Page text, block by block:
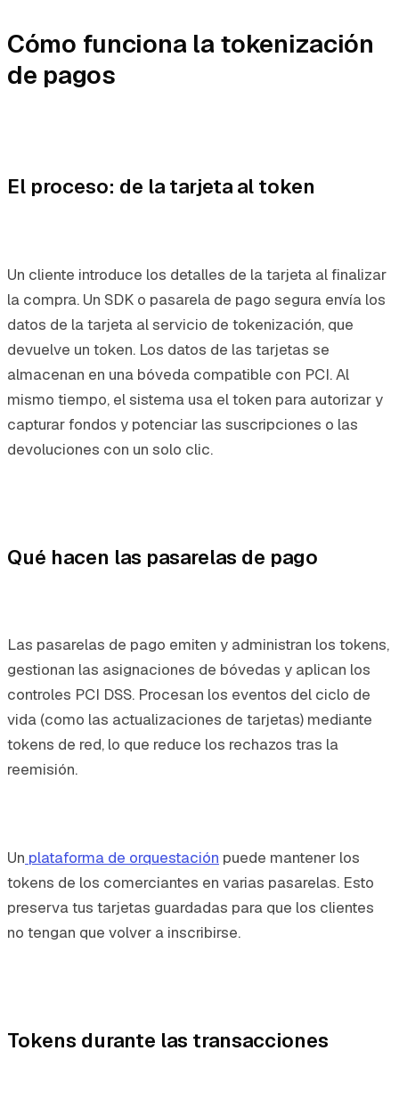
Cómo funciona la tokenización
de pagos
El proceso: de la tarjeta al token
Un cliente introduce los detalles de la tarjeta al finalizar
la compra. Un SDK o pasarela de pago segura envía los
datos de la tarjeta al servicio de tokenización, que
devuelve un token. Los datos de las tarjetas se
almacenan en una bóveda compatible con PCI. Al
mismo tiempo, el sistema usa el token para autorizar y
capturar fondos y potenciar las suscripciones o las
devoluciones con un solo clic.
Qué hacen las pasarelas de pago
Las pasarelas de pago emiten y administran los tokens,
gestionan las asignaciones de bóvedas y aplican los
controles PCI DSS. Procesan los eventos del ciclo de
vida (como las actualizaciones de tarjetas) mediante
tokens de red, lo que reduce los rechazos tras la
reemisión.
Un plataforma de orquestación puede mantener los
tokens de los comerciantes en varias pasarelas. Esto
preserva tus tarjetas guardadas para que los clientes
no tengan que volver a inscribirse.
Tokens durante las transacciones